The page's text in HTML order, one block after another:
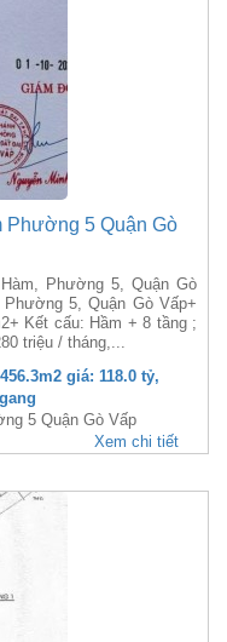
Phường 5 Quận Gò
Phường 5, Quận Gò
5, Quận Gò Vấp+
Kết cấu: Hầm + 8 tầng ;
triệu / tháng,...
giá: 118.0 tỷ,
5 Quận Gò Vấp
Xem chi tiết